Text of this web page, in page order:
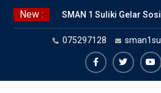
Skip
New :
SMAN 1 Suliki Gelar
Keselamatan Berlalu
Bersama Dinas
Lima Puluh Kota
SNBP 2024 – Rekapitulasi
075297128
FacebookTwiter